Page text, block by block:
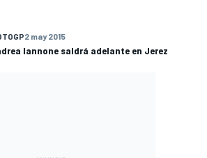
2 may 2015
Iannone saldrá adelante en Jerez